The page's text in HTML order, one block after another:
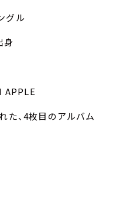
グル
身
APPLE
た、4枚目のアルバム